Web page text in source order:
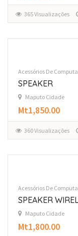
365 Visualizações
Acessórios De
SPEAKER
Maputo Cidade
Mt1,850.00
360 Visualizações
Acessórios De
SPEAKER
Maputo Cidade
Mt1,800.00